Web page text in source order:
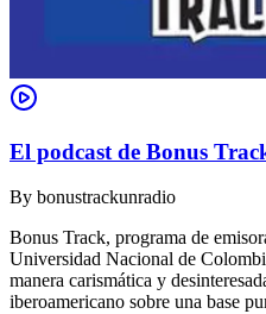
El podcast de Bonus
By bonustrackunradio
Bonus Track, programa de
Universidad Nacional de
manera carismática y
iberoamericano sobre una base